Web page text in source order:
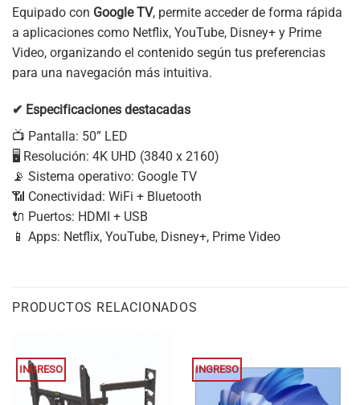
Equipado con Google TV, permite acceder de forma rápida
a aplicaciones como Netflix, YouTube, Disney+ y Prime
Video, organizando el contenido según tus preferencias
para una navegación más intuitiva.
✔ Especificaciones destacadas
📺 Pantalla: 50” LED
🖥️ Resolución: 4K UHD (3840 x 2160)
📡 Sistema operativo: Google TV
📶 Conectividad: WiFi + Bluetooth
🔌 Puertos: HDMI + USB
📱 Apps: Netflix, YouTube, Disney+, Prime Video
PRODUCTOS RELACIONADOS
INGRESO INGRESO